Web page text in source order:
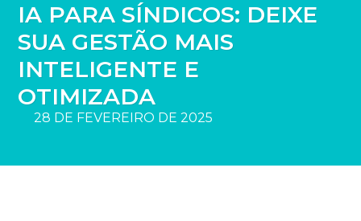
IA PARA SÍNDICOS: DEIXE
SUA GESTÃO MAIS
INTELIGENTE E
OTIMIZADA
28 DE FEVEREIRO DE 2025